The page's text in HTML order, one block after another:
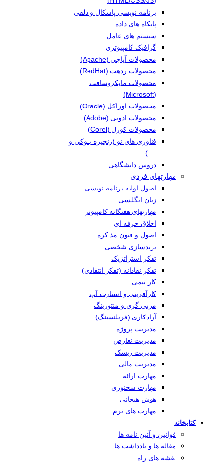
برنامه نویسی پاسکال و دلفی
پایکاه های داده
سیستم های عامل
گرافیک کامپیوتری
محصولات آپاچی (Apache)
محصولات ردهت (RedHat)
محصولات مایکروسافت
(Microsoft)
محصولات اوراکل (Oracle)
محصولات ادوبی (Adobe)
محصولات کورل (Corel)
فناوری های نو (زنجیره بلوکی و
… )
دروس دانشگاهی
مهارتهای فردی
اصول اولیه برنامه نویسی
زبان انگلیسی
مهارتهای هفتگانه کامپیوتر
اخلاق حرفه ای
اصول و فنون مذاکره
برندسازی شخصی
تفکر استراتژیک
تفکر نقادانه (تفکر انتقادی)
کار تیمی
کارآفرینی و استارت آپ
مربی گری و منتورینگ
آزادکاری (فریلنسینگ)
مدیریت پروژه
مدیریت تعارض
مدیریت ریسک
مدیریت مالی
مهارت ارائه
مهارت سخنوری
هوش هیجانی
مهارت های نرم
کتابخانه
قوانین و آئین نامه ها
مقاله ها و یادداشت ها
نقشه های راه …